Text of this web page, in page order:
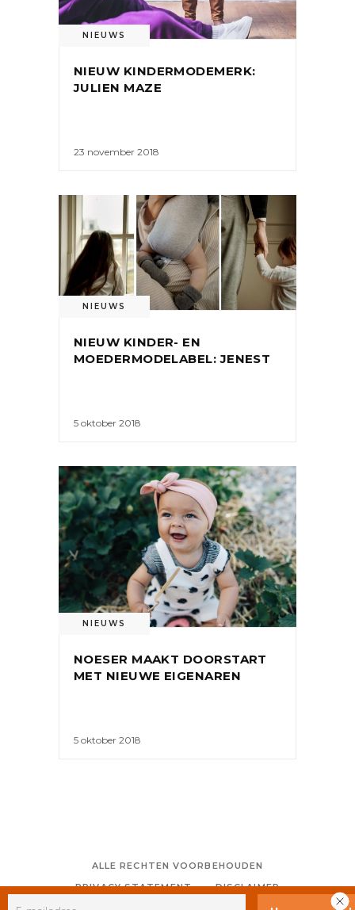
NIEUWS
NIEUW KINDERMODEMERK:
JULIEN MAZE
23 november 2018
NIEUWS
NIEUW KINDER- EN
MOEDERMODELABEL: JENEST
5 oktober 2018
NIEUWS
NOESER MAAKT DOORSTART
MET NIEUWE EIGENAREN
5 oktober 2018
ALLE RECHTEN VOORBEHOUDEN
PRIVACY STATEMENT
DISCLAIMER